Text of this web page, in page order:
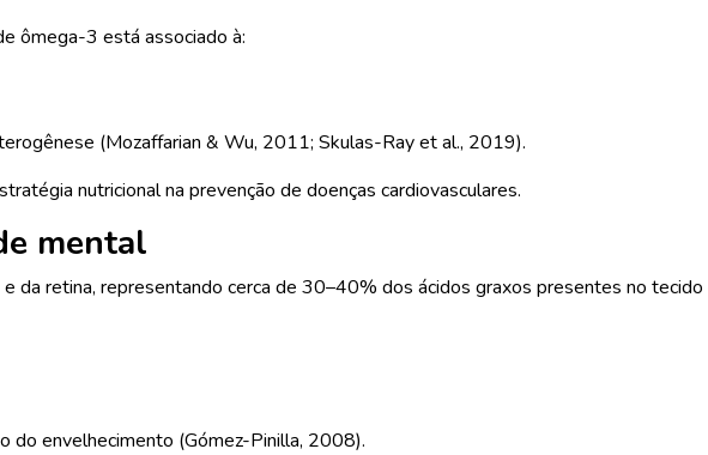
ômega-3 está associado à:
(Mozaffarian & Wu, 2011; Skulas-Ray et al., 2019).
nutricional na prevenção de doenças cardiovasculares.
mental
da retina, representando cerca de 30–40% dos ácidos graxos presentes no
do envelhecimento (Gómez-Pinilla, 2008).